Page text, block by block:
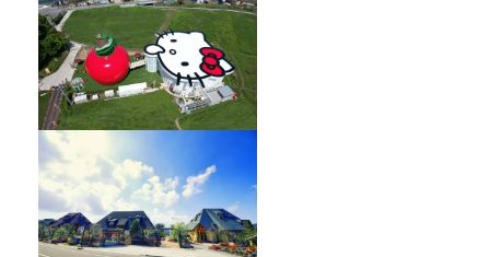
HELLO KITTY SHOWBOX
オーベルジュ フレンチの森